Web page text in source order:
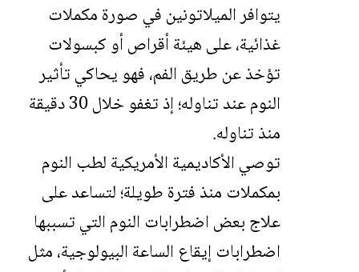
يتوافر الميلاتونين في صورة مكملات
غذائية، على هيئة أقراص أو كبسولات
تؤخذ عن طريق الفم، فهو يحاكي تأثير
النوم عند تناوله؛ إذ تغفو خلال 30 دقيقة
منذ تناوله.
توصي الأكاديمية الأمريكية لطب النوم
بمكملات منذ فترة طويلة؛ لتساعد على
علاج بعض اضطرابات النوم التي تسببها
اضطرابات إيقاع الساعة البيولوجية، مثل